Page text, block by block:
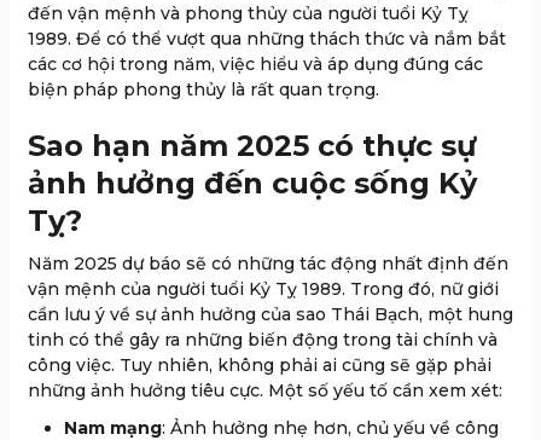
đến vận mệnh và phong thủy của người tuổi Kỷ Tỵ
1989. Để có thể vượt qua những thách thức và nắm bắt
các cơ hội trong năm, việc hiểu và áp dụng đúng các
biện pháp phong thủy là rất quan trọng.
Sao hạn năm 2025 có thực sự
ảnh hưởng đến cuộc sống Kỷ
Tỵ?
Năm 2025 dự báo sẽ có những tác động nhất định đến
vận mệnh của người tuổi Kỷ Tỵ 1989. Trong đó, nữ giới
cần lưu ý về sự ảnh hưởng của sao Thái Bạch, một hung
tinh có thể gây ra những biến động trong tài chính và
công việc. Tuy nhiên, không phải ai cũng sẽ gặp phải
những ảnh hưởng tiêu cực. Một số yếu tố cần xem xét:
Nam mạng: Ảnh hưởng nhẹ hơn, chủ yếu về công